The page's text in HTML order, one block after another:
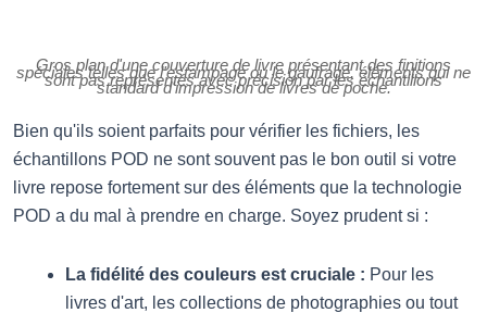
Gros plan d'une couverture de livre présentant des finitions
spéciales telles que l'estampage ou le gaufrage, éléments qui ne
sont pas représentés avec précision par les échantillons
standard d'impression de livres de poche.
Bien qu'ils soient parfaits pour vérifier les fichiers, les
échantillons POD ne sont souvent pas le bon outil si votre
livre repose fortement sur des éléments que la technologie
POD a du mal à prendre en charge. Soyez prudent si :
La fidélité des couleurs est cruciale : Pour les
livres d'art, les collections de photographies ou tout